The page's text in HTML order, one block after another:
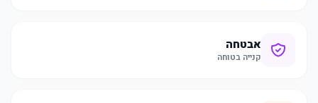
אבטחה
קנייה בטוחה